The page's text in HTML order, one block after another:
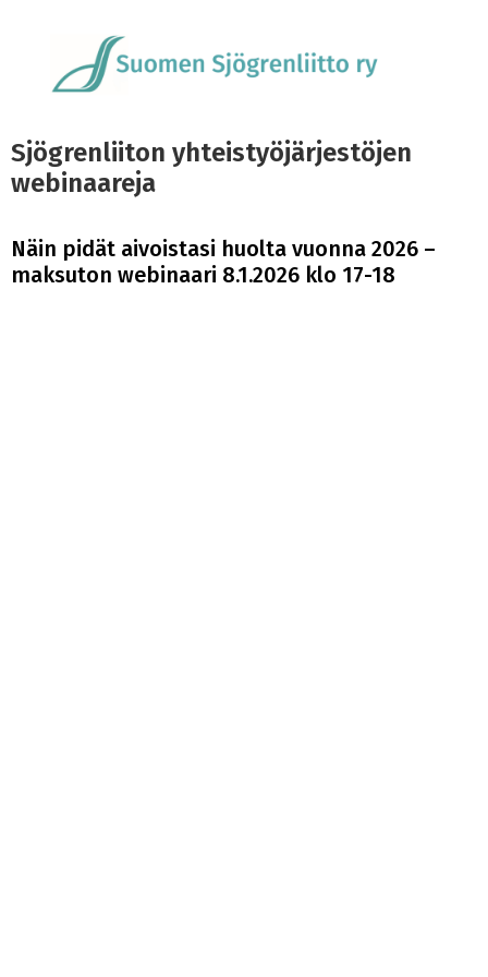
Sjögrenliiton yhteistyöjärjestöjen
webinaareja
Näin pidät aivoistasi huolta vuonna 2026 –
maksuton webinaari 8.1.2026 klo 17-18